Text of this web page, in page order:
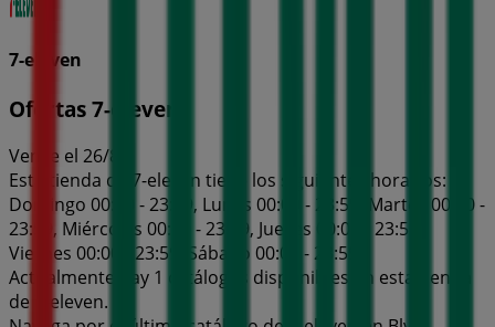
7-eleven
Ofertas 7-eleven
Vence el 26/8
Esta tienda de 7-eleven tiene los siguientes horarios:
Domingo 00:00 - 23:59, Lunes 00:00 - 23:59, Martes 00:00 -
23:59, Miércoles 00:00 - 23:59, Jueves 00:00 - 23:59,
Viernes 00:00 - 23:59, Sábado 00:00 - 23:59
Actualmente hay 1 catálogos disponibles en esta tienda
de 7-eleven.